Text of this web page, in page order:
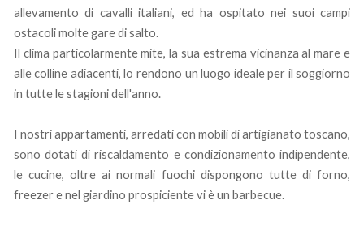
allevamento di cavalli italiani, ed ha ospitato nei suoi campi
ostacoli molte gare di salto.
Il clima particolarmente mite, la sua estrema vicinanza al mare e
alle colline adiacenti, lo rendono un luogo ideale per il soggiorno
in tutte le stagioni dell'anno.
I nostri appartamenti, arredati con mobili di artigianato toscano,
sono dotati di riscaldamento e condizionamento indipendente,
le cucine, oltre ai normali fuochi dispongono tutte di forno,
freezer e nel giardino prospiciente vi è un barbecue.